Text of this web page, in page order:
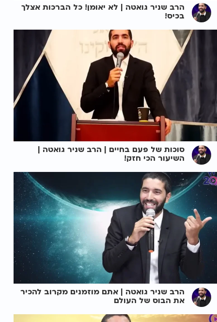
הרב שניר גואטה | לא יאומן! כל הברכות אצלך
בכיס!
סוכות של פעם בחיים | הרב שניר גואטה |
השיעור הכי חזק!
הרב שניר גואטה | אתם מוזמנים מקרוב להכיר
את הבוס של העולם